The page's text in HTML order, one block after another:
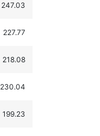
247.03
227.77
218.08
230.04
199.23